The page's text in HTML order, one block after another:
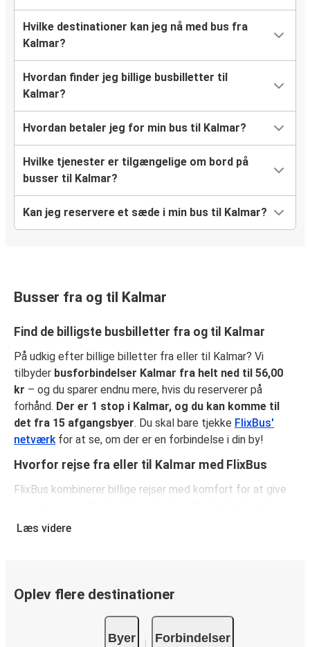
Hvilke destinationer kan jeg nå med bus fra
Kalmar?
Hvordan finder jeg billige busbilletter til
Kalmar?
Hvordan betaler jeg for min bus til Kalmar?
Hvilke tjenester er tilgængelige om bord på
busser til Kalmar?
Kan jeg reservere et sæde i min bus til Kalmar?
Busser fra og til Kalmar
Find de billigste busbilletter fra og til Kalmar
På udkig efter billige billetter fra eller til Kalmar? Vi
tilbyder busforbindelser Kalmar fra helt ned til 56,00
kr – og du sparer endnu mere, hvis du reserverer på
forhånd. Der er 1 stop i Kalmar, og du kan komme til
det fra 15 afgangsbyer. Du skal bare tjekke FlixBus'
netværk for at se, om der er en forbindelse i din by!
Hvorfor rejse fra eller til Kalmar med FlixBus
FlixBus kombinerer billige rejser med komfort for at give
rejse fra eller til Kalmar med vores faciliteter ombord,
Sådan reserverer du din busbillet fra eller til
Sådan reserverer du nemt en billet hos FlixBus: på denne
Læs videre
Oplev flere destinationer
Byer Forbindelser